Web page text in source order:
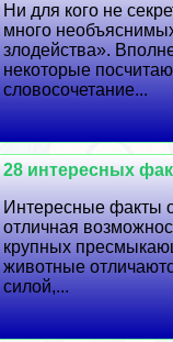
Ни для кого не
много
злодейства».
некоторые
словосочетание...
28 интересных
Интересные факты
отличная
крупных
животные
силой,...